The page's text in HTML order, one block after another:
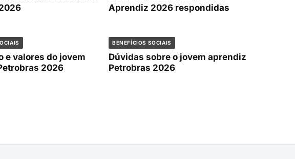
Aprendiz 2026 respondidas
e valores do jovem
2026
BENEFÍCIOS SOCIAIS
Dúvidas sobre o jovem aprendiz
Petrobras 2026